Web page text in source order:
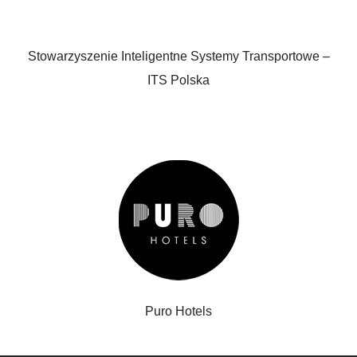
Stowarzyszenie Inteligentne Systemy Transportowe –
ITS Polska
Puro Hotels